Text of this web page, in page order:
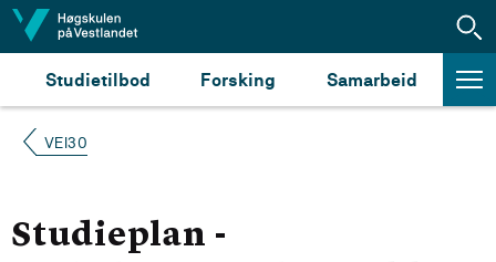
Hopp til innhald
Studietilbod Forsking Samarbeid
VEI30
Studieplan -